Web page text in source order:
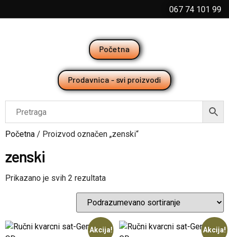
067 74 101 99
Početna
Prodavnica - svi proizvodi
Početna / Proizvod označen „zenski“
zenski
Prikazano je svih 2 rezultata
Akcija! Akcija!